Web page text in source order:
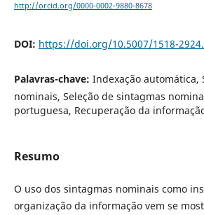
http://orcid.org/0000-0002-9880-8678
DOI: https://doi.org/10.5007/1518-
Palavras-chave: Indexação automática,
nominais, Seleção de sintagmas
portuguesa, Recuperação da
Resumo
O uso dos sintagmas nominais como
organização da informação vem se